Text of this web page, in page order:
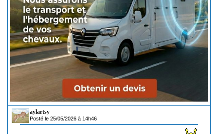
aylartsy
Posté le 25/05/2026 à 14h46